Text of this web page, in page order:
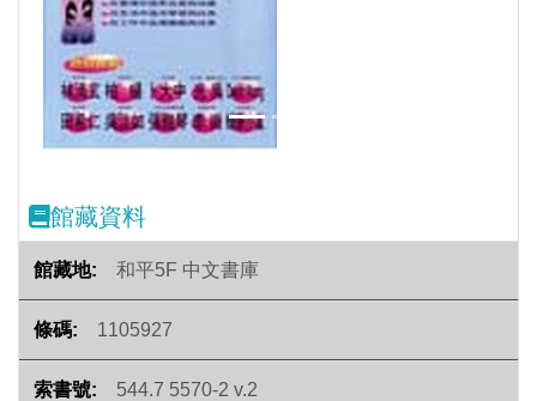
館藏資料
和平5F 中文書庫
1105927
544.7 5570-2 v.2